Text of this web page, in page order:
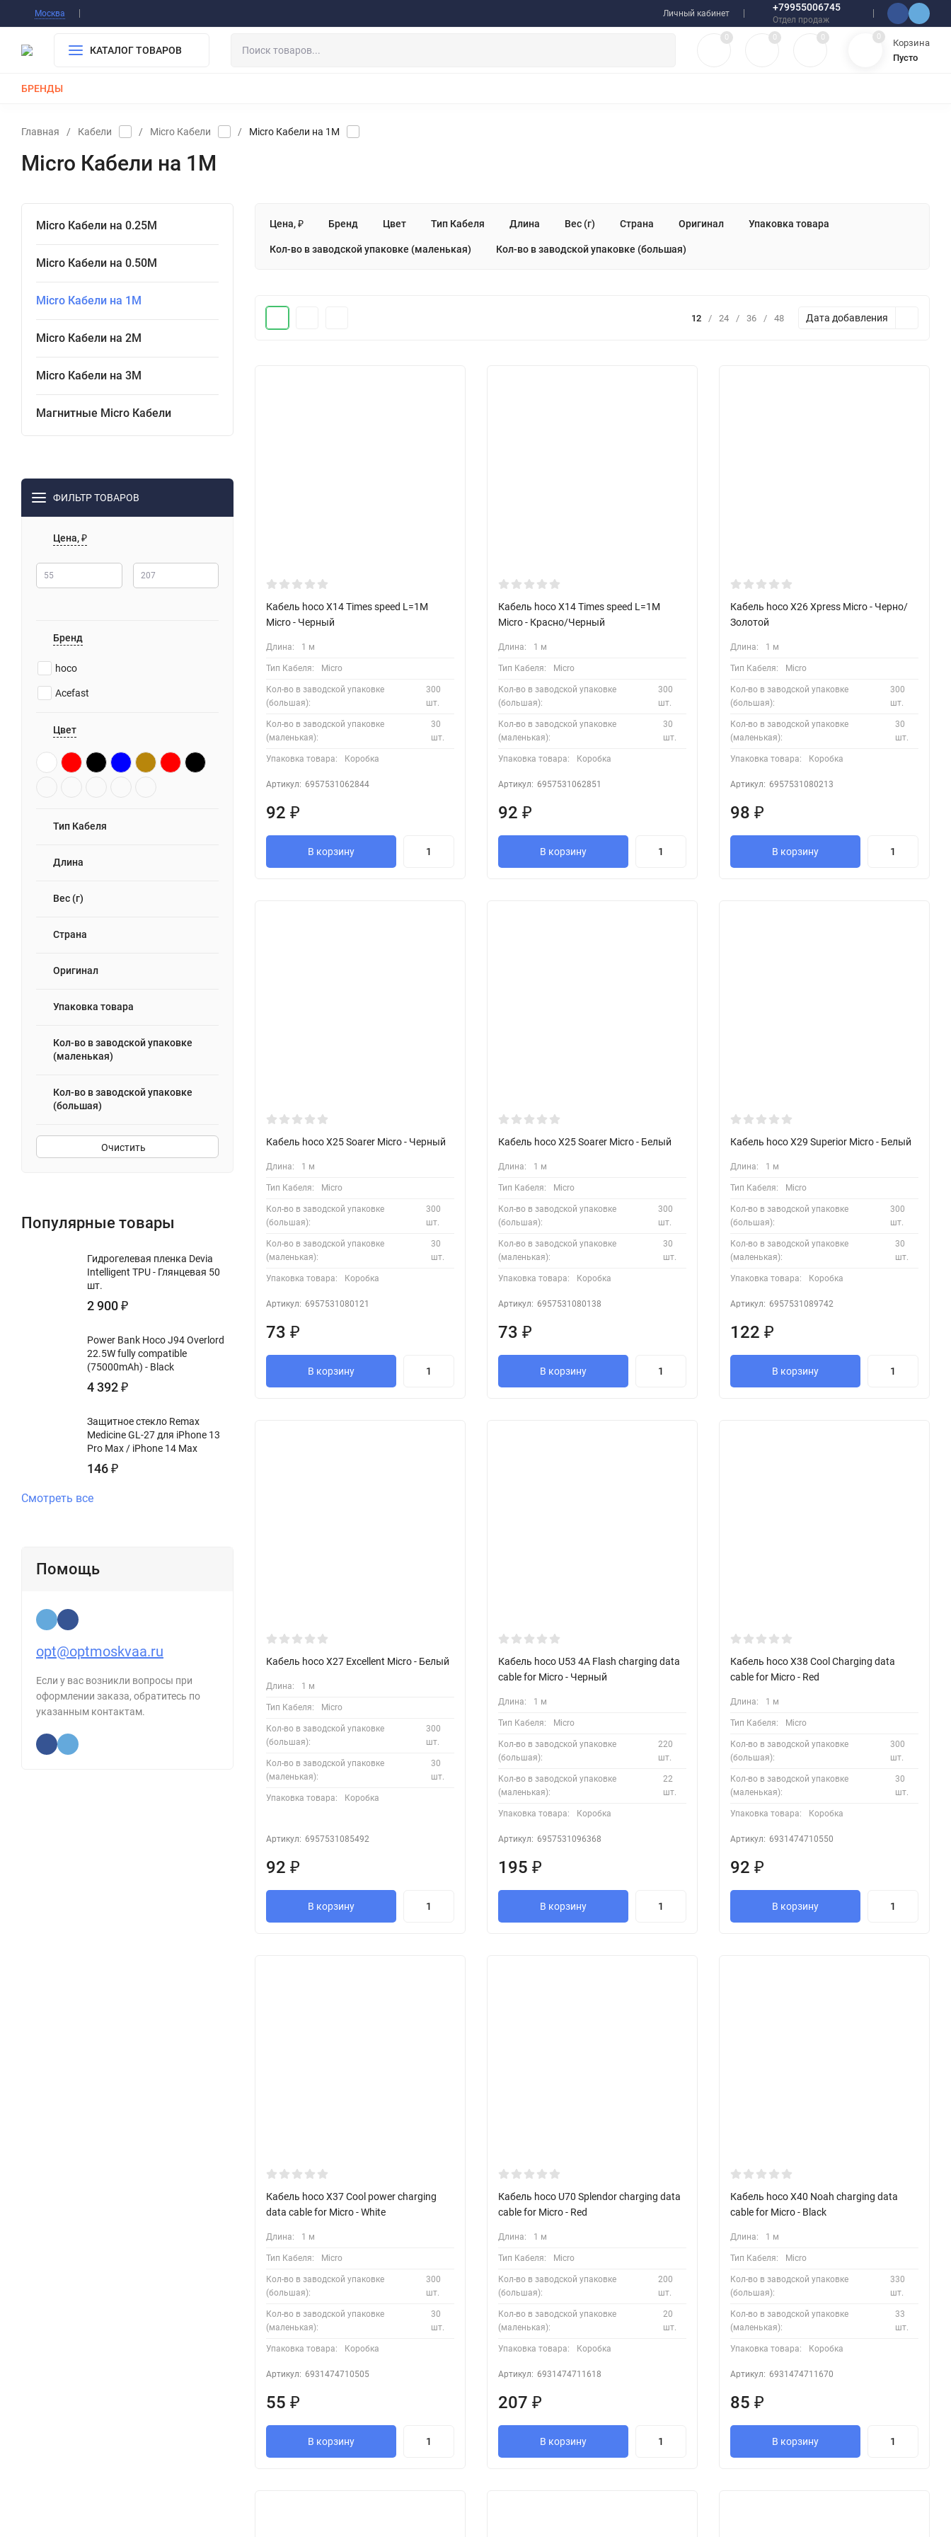
Москва Личный кабинет
+79955006745
Отдел продаж
КАТАЛОГ ТОВАРОВ
0 0 0 0
Корзина
Пусто
БРЕНДЫ
Главная / Кабели / Micro Кабели / Micro Кабели на 1М
Micro Кабели на 1М
Micro Кабели на 0.25М
Micro Кабели на 0.50М
Micro Кабели на 1М
Micro Кабели на 2М
Micro Кабели на 3М
Магнитные Micro Кабели
ФИЛЬТР ТОВАРОВ
Цена, ₽
Бренд
hoco
Acefast
Цвет
Тип Кабеля
Длина
Вес (г)
Страна
Оригинал
Упаковка товара
Кол-во в заводской упаковке
(маленькая)
Кол-во в заводской упаковке
(большая)
Очистить
Популярные товары
Гидрогелевая пленка Devia
Intelligent TPU - Глянцевая 50
шт.
2 900₽
Power Bank Hoco J94 Overlord
22.5W fully compatible
(75000mAh) - Black
4 392₽
Защитное стекло Remax
Medicine GL-27 для iPhone 13
Pro Max / iPhone 14 Max
146₽
Смотреть все
Помощь
opt@optmoskvaa.ru
Если у вас возникли вопросы при
оформлении заказа, обратитесь по
указанным контактам.
Цена, ₽ Бренд Цвет Тип Кабеля Длина Вес (г) Страна Оригинал Упаковка товара
Кол-во в заводской упаковке (маленькая) Кол-во в заводской упаковке (большая)
12 / 24 / 36 / 48 Дата добавления
Кабель hoco X14 Times speed L=1M
Micro - Черный
Длина: 1 м
Тип Кабеля: Micro
Кол-во в заводской упаковке
(большая):
300
шт.
Кол-во в заводской упаковке
(маленькая):
30
шт.
Упаковка товара: Коробка
Артикул: 6957531062844
92 ₽
В корзину
Кабель hoco X14 Times speed L=1M
Micro - Красно/Черный
Длина: 1 м
Тип Кабеля: Micro
Кол-во в заводской упаковке
(большая):
300
шт.
Кол-во в заводской упаковке
(маленькая):
30
шт.
Упаковка товара: Коробка
Артикул: 6957531062851
92 ₽
В корзину
Кабель hoco X26 Xpress Micro - Черно/
Золотой
Длина: 1 м
Тип Кабеля: Micro
Кол-во в заводской упаковке
(большая):
300
шт.
Кол-во в заводской упаковке
(маленькая):
30
шт.
Упаковка товара: Коробка
Артикул: 6957531080213
98 ₽
В корзину
Кабель hoco X25 Soarer Micro - Черный
Длина: 1 м
Тип Кабеля: Micro
Кол-во в заводской упаковке
(большая):
300
шт.
Кол-во в заводской упаковке
(маленькая):
30
шт.
Упаковка товара: Коробка
Артикул: 6957531080121
73 ₽
В корзину
Кабель hoco X25 Soarer Micro - Белый
Длина: 1 м
Тип Кабеля: Micro
Кол-во в заводской упаковке
(большая):
300
шт.
Кол-во в заводской упаковке
(маленькая):
30
шт.
Упаковка товара: Коробка
Артикул: 6957531080138
73 ₽
В корзину
Кабель hoco X29 Superior Micro - Белый
Длина: 1 м
Тип Кабеля: Micro
Кол-во в заводской упаковке
(большая):
300
шт.
Кол-во в заводской упаковке
(маленькая):
30
шт.
Упаковка товара: Коробка
Артикул: 6957531089742
122 ₽
В корзину
Кабель hoco X27 Excellent Micro - Белый
Длина: 1 м
Тип Кабеля: Micro
Кол-во в заводской упаковке
(большая):
300
шт.
Кол-во в заводской упаковке
(маленькая):
30
шт.
Упаковка товара: Коробка
Артикул: 6957531085492
92 ₽
В корзину
Кабель hoco U53 4A Flash charging data
cable for Micro - Черный
Длина: 1 м
Тип Кабеля: Micro
Кол-во в заводской упаковке
(большая):
220
шт.
Кол-во в заводской упаковке
(маленькая):
22
шт.
Упаковка товара: Коробка
Артикул: 6957531096368
195 ₽
В корзину
Кабель hoco X38 Cool Charging data
cable for Micro - Red
Длина: 1 м
Тип Кабеля: Micro
Кол-во в заводской упаковке
(большая):
300
шт.
Кол-во в заводской упаковке
(маленькая):
30
шт.
Упаковка товара: Коробка
Артикул: 6931474710550
92 ₽
В корзину
Кабель hoco X37 Cool power charging
data cable for Micro - White
Длина: 1 м
Тип Кабеля: Micro
Кол-во в заводской упаковке
(большая):
300
шт.
Кол-во в заводской упаковке
(маленькая):
30
шт.
Упаковка товара: Коробка
Артикул: 6931474710505
55 ₽
В корзину
Кабель hoco U70 Splendor charging data
cable for Micro - Red
Длина: 1 м
Тип Кабеля: Micro
Кол-во в заводской упаковке
(большая):
200
шт.
Кол-во в заводской упаковке
(маленькая):
20
шт.
Упаковка товара: Коробка
Артикул: 6931474711618
207 ₽
В корзину
Кабель hoco X40 Noah charging data
cable for Micro - Black
Длина: 1 м
Тип Кабеля: Micro
Кол-во в заводской упаковке
(большая):
330
шт.
Кол-во в заводской упаковке
(маленькая):
33
шт.
Упаковка товара: Коробка
Артикул: 6931474711670
85 ₽
В корзину